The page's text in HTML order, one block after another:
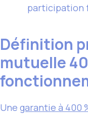
participation
Définition
mutuelle
Une garantie à 400